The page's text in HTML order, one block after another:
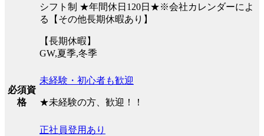
シフト制 ★年間休日120日★※会社カレンダーによ
る【その他長期休暇あり】
【長期休暇】
GW,夏季,冬季
必須資
格
未経験・初心者も歓迎
★未経験の方、歓迎！！
正社員登用あり